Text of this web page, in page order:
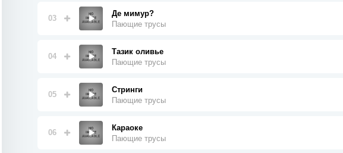
03
Де мимур?
Пающие трусы
04
Тазик оливье
Пающие трусы
05
Стринги
Пающие трусы
06
Караоке
Пающие трусы